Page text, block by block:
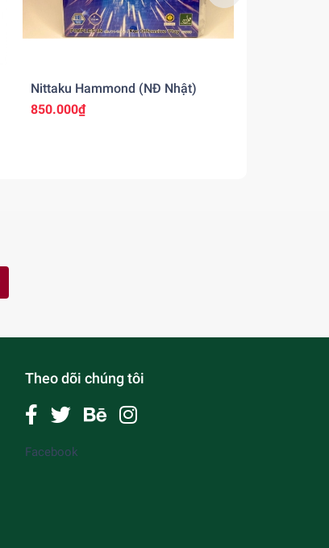
Nittaku Hammond (NĐ Nhật)
850.000₫
Theo dõi chúng tôi
Facebook